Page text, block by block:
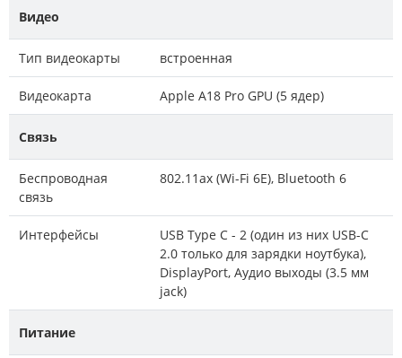
Видео
Тип видеокарты встроенная
Видеокарта Apple A18 Pro GPU (5 ядер)
Связь
Беспроводная
связь
802.11ax (Wi-Fi 6E), Bluetooth 6
Интерфейсы
USB Type C - 2 (один из них USB-C
2.0 только для зарядки ноутбука),
DisplayPort, Аудио выходы (3.5 мм
jack)
Питание